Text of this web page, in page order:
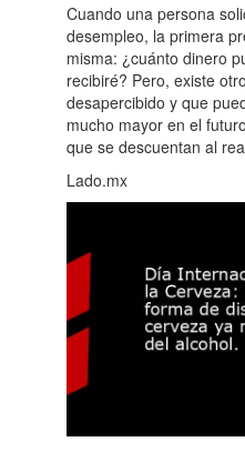
Cuando una persona
desempleo, la primera
misma: ¿cuánto dinero
recibiré? Pero, existe
desapercibido y que
mucho mayor en el
que se descuentan al
Lado.mx